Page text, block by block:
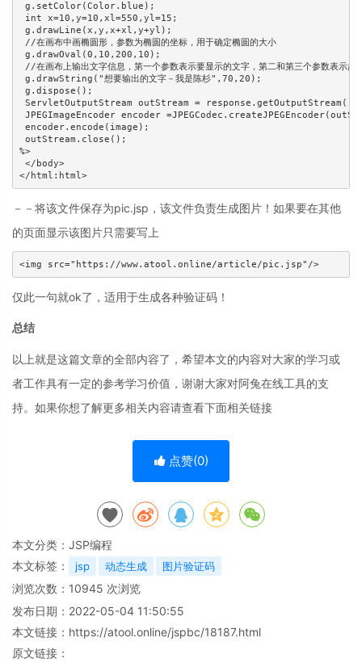
g.setColor(Color.blue);
int x=10,y=10,xl=550,yl=15;
g.drawLine(x,y,x+xl,y+yl);
//在画布中画椭圆形，参数为椭圆的坐标，用于确定椭圆的大小
g.drawOval(0,10,200,10);
//在画布上输出文字信息，第一个参数表示要显示的文字，第二和第三个参数表示起
g.drawString("想要输出的文字－我是陈杉",70,20);
g.dispose();
ServletOutputStream outStream = response.getOutputStream();
JPEGImageEncoder encoder
encoder.encode(image);
outStream.close();
%>
</body>
</html:html>
－－将该文件保存为pic.jsp，该文件负责生成图片！如果要在其他
的页面显示该图片只需要写上
<img src="https://www.atool.online/article/pic.jsp"/>
仅此一句就ok了，适用于生成各种验证码！
总结
以上就是这篇文章的全部内容了，希望本文的内容对大家的学习或
者工作具有一定的参考学习价值，谢谢大家对阿兔在线工具的支
持。如果你想了解更多相关内容请查看下面相关链接
点赞(0)
本文分类： JSP编程
本文标签：
jsp 动态生成 图片验证码
浏览次数： 10945 次浏览
发布日期：2022-05-04 11:50:55
本文链接： https://atool.online/jspbc/18187.html
原文链接：